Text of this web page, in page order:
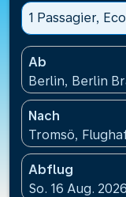
1 Passagier,
Ab
Berlin, Berlin
Nach
Tromsö,
Abflug
fc-booking-
So. 16 Aug. 2026